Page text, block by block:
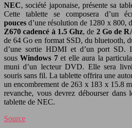
NEC, société japonaise, présente sa
Cette tablette se composera d’un
pouces d’une résolution de 1280 x 800,
Z670 cadencé à 1.5 Ghz, de 2 Go de
de 64 Go en format SSD, du bluetooth,
d’une sortie HDMI et d’un port SD.
sousWindows 7et elle aura la
muni d’un lecteur DVD. Elle sera
souris sans fil. La tablette offrira une
un encombrement de 263 x 183 x 15.8
revanche, vous devrez débourser dans
tablette de NEC.
Source